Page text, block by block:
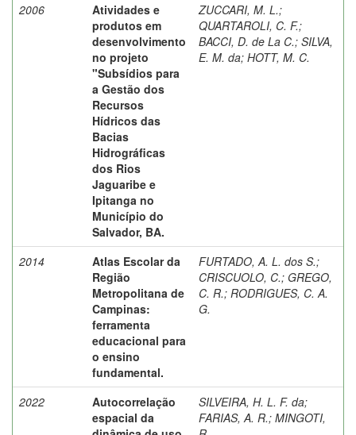
2006
Atividades e
produtos em
desenvolvimento
no projeto
"Subsídios para
a Gestão dos
Recursos
Hídricos das
Bacias
Hidrográficas
dos Rios
Jaguaribe e
Ipitanga no
Município do
Salvador, BA.
ZUCCARI, M. L.;
QUARTAROLI, C. F.;
BACCI, D. de La C.; SILVA,
E. M. da; HOTT, M. C.
2014
Atlas Escolar da
Região
Metropolitana de
Campinas:
ferramenta
educacional para
o ensino
fundamental.
FURTADO, A. L. dos S.;
CRISCUOLO, C.; GREGO,
C. R.; RODRIGUES, C. A.
G.
2022
Autocorrelação
espacial da
SILVEIRA, H. L. F. da;
FARIAS, A. R.; MINGOTI,